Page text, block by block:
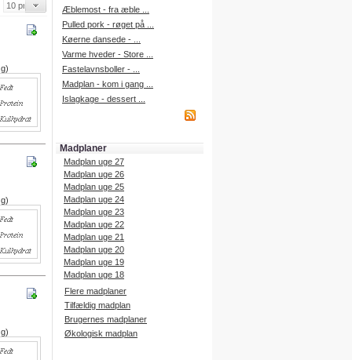
Æblemost - fra æble ...
Pulled pork - røget på ...
Køerne dansede - ...
Varme hveder - Store ...
Fastelavnsboller - ...
Madplan - kom i gang ...
Islagkage - dessert ...
Madplaner
Madplan uge 27
Madplan uge 26
Madplan uge 25
Madplan uge 24
Madplan uge 23
Madplan uge 22
Madplan uge 21
Madplan uge 20
Madplan uge 19
Madplan uge 18
Flere madplaner
Tilfældig madplan
Brugernes madplaner
Økologisk madplan